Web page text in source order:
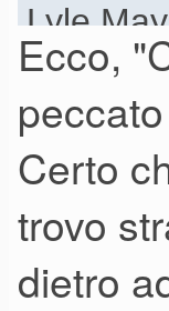
Lyle
- madre
di Mc
1959.
Millikin
Ecco,
Certo
trovo
dietro